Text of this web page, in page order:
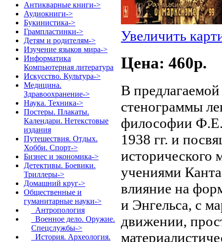
Антикварные книги->
Аудиокниги->
Букинистика->
Грампластинки->
Детям и родителям->
Изучение языков мира->
Информатика
Компьютерная литература
Искусство. Культура->
Медицина.
Здравоохранение->
Наука. Техника->
Постеры. Плакаты.
Календари. Нетекстовые
издания
Путешествия. Отдых.
Хобби. Спорт->
Бизнес и экономика->
Детективы. Боевики.
Триллеры->
Домашний круг->
Общественные и
гуманитарные науки->
Антропология
Военное дело. Оружие.
Спецслужбы->
История. Археология.
Увеличить
Цена: 460p.
В
стенограммы
философии
1938 гг. и
исторического
учениями
влияние на
и Энгельса, с
движении,